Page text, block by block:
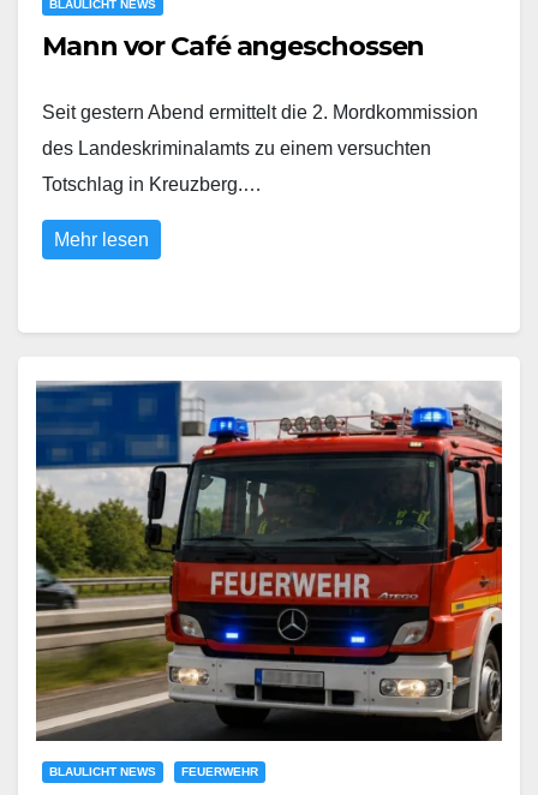
BLAULICHT NEWS
Mann vor Café angeschossen
Seit gestern Abend ermittelt die 2. Mordkommission
des Landeskriminalamts zu einem versuchten
Totschlag in Kreuzberg.…
Mehr lesen
BLAULICHT NEWS FEUERWEHR